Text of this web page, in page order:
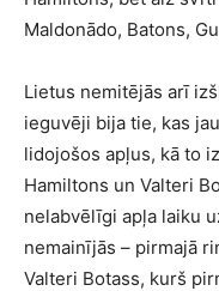
Maldonādo, Batons,
Lietus nemitējās arī
ieguvēji bija tie, kas
lidojošos apļus, kā to
Hamiltons un Valteri
nelabvēlīgi apļa laiku
nemainījās – pirmajā
Valteri Botass, kurš